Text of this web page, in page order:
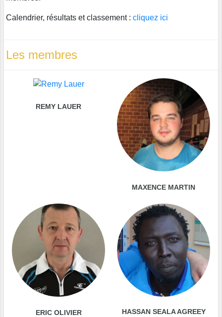
Calendrier, résultats et classement : cliquez ici
Les membres
REMY LAUER
MAXENCE MARTIN
ERIC OLIVIER HASSAN SEALA AGREEY